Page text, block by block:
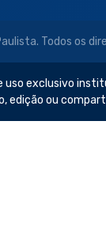
Todos os
exclusivo
edição ou